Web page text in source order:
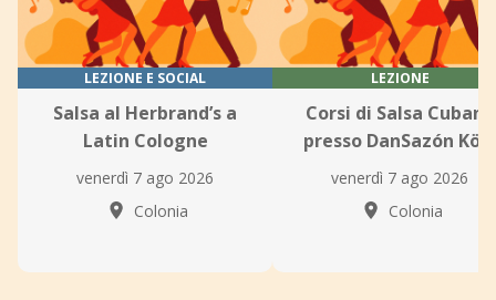
LEZIONE E SOCIAL
Salsa al Herbrand’s a
Latin Cologne
venerdì 7 ago 2026
Colonia
LEZIONE
Corsi di Salsa Cubana
presso DanSazón Köln
venerdì 7 ago 2026
Colonia